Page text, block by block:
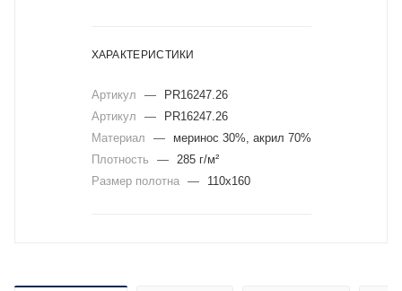
ХАРАКТЕРИСТИКИ
Артикул —
PR16247.26
Артикул
—
PR16247.26
Материал
—
меринос 30%, акрил 70%
Плотность
—
285 г/м²
Размер полотна — 110x160